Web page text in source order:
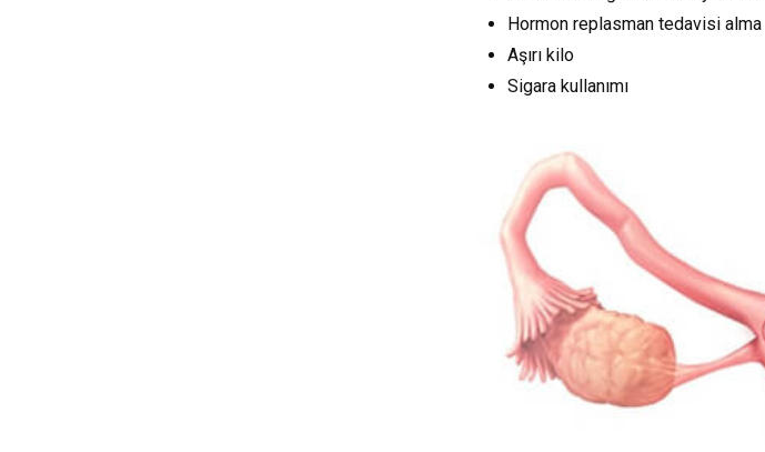
Hormon replasman tedavisi alma
Aşırı kilo
Sigara kullanımı